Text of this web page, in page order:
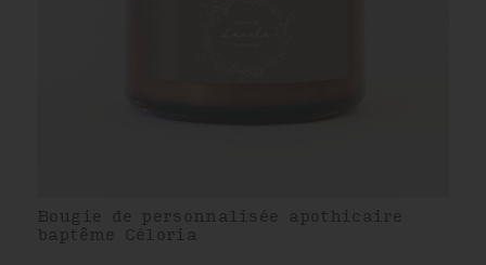
Bougie de personnalisée apothicaire
baptême Céloria